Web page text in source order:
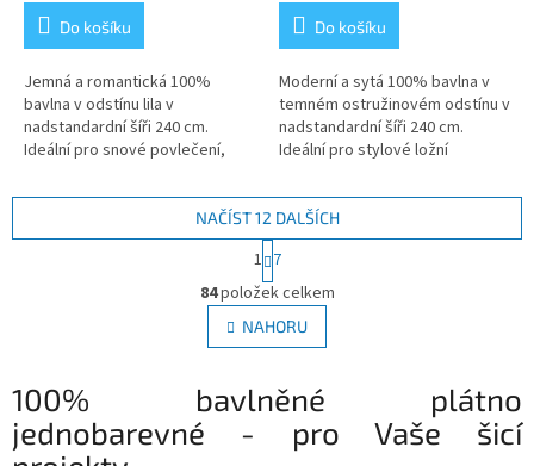
Do košíku
Jemná a romantická 100%
bavlna v odstínu lila v
nadstandardní šíři 240 cm.
Ideální pro snové povlečení,
dekorace. Díky své
Do košíku
Moderní a sytá 100% bavlna v
temném ostružinovém odstínu v
nadstandardní šíři 240 cm.
Ideální pro stylové ložní
doplňky. Díky extra šířce ušijete
i...
O
v
l
á
a
c
NAČÍST 12 DALŠÍCH
S
t
r
á
n
k
v
á
1 7
84položek celkem
NAHORU
100% bavlněné plátno
jednobarevné - pro Vaše šicí